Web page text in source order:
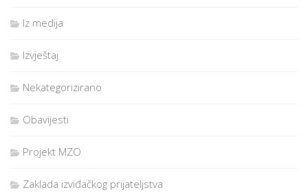
Iz medija
Izvještaj
Nekategorizirano
Obavijesti
Projekt MZO
Zaklada izviđačkog prijateljstva